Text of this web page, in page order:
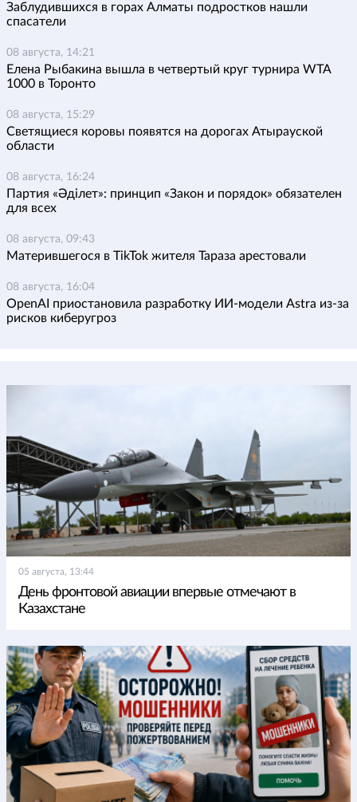
Заблудившихся в горах Алматы подростков нашли
спасатели
08 августа, 14:21
Елена Рыбакина вышла в четвертый круг турнира WTA
1000 в Торонто
08 августа, 15:29
Светящиеся коровы появятся на дорогах Атырауской
области
08 августа, 16:24
Партия «Әділет»: принцип «Закон и порядок» обязателен
для всех
08 августа, 09:43
Матерившегося в TikTok жителя Тараза арестовали
08 августа, 16:04
OpenAI приостановила разработку ИИ-модели Astra из-за
рисков киберугроз
05 августа, 13:44
День фронтовой авиации впервые отмечают в
Казахстане